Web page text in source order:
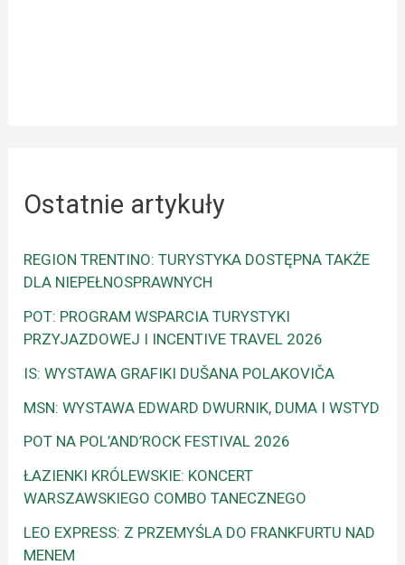
Ostatnie artykuły
REGION TRENTINO: TURYSTYKA DOSTĘPNA TAKŻE
DLA NIEPEŁNOSPRAWNYCH
POT: PROGRAM WSPARCIA TURYSTYKI
PRZYJAZDOWEJ I INCENTIVE TRAVEL 2026
IS: WYSTAWA GRAFIKI DUŠANA POLAKOVIČA
MSN: WYSTAWA EDWARD DWURNIK, DUMA I WSTYD
POT NA POL’AND’ROCK FESTIVAL 2026
ŁAZIENKI KRÓLEWSKIE: KONCERT
WARSZAWSKIEGO COMBO TANECZNEGO
LEO EXPRESS: Z PRZEMYŚLA DO FRANKFURTU NAD
MENEM